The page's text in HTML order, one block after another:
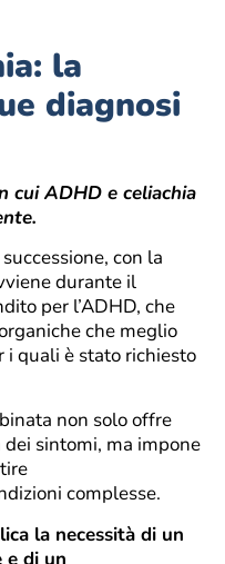
la
diagnosi
cui ADHD e celiachia
con la
durante il
per l’ADHD, che
che meglio
i quali è stato richiesto
non solo offre
sintomi, ma impone
complesse.
la necessità di un
di un